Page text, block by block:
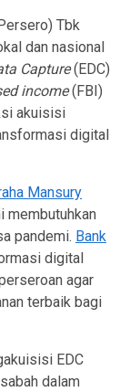
Tbk
dan nasional
Capture(EDC)
income(FBI)
akuisisi
digital
Mansury
membutuhkan
pandemi. Bank
digital
agar
terbaik bagi
EDC
dalam